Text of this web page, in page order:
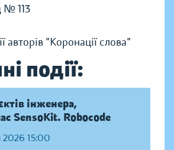
№ 113
авторів "Коронації слова"
події:
інженера,
SensoKit. Robocode
2026 15:00